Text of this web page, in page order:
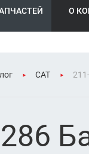
О
CAT